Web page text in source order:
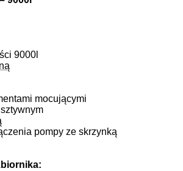
9000l
mocującymi
pompy ze skrzynką